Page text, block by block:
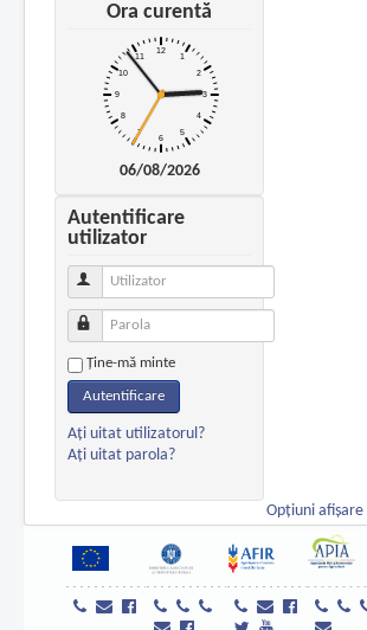
Ora curentă
06/08/2026
Autentificare
utilizator
Utilizator
Parola
Ţine-mă minte
Autentificare
Aţi uitat utilizatorul?
Aţi uitat parola?
Opțiuni afișare